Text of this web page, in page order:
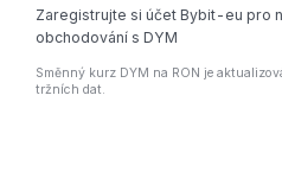
Zaregistrujte si účet Bybit-eu pro
obchodování s DYM
Směnný kurz DYM na RON je
tržních dat.